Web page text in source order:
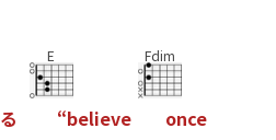
る
E
“believe
Fdim
once